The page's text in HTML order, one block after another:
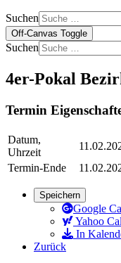
Suchen
Off-Canvas Toggle
Suchen
4er-Pokal
Termin
Datum,
Uhrzeit
Termin-Ende
Speichern
Google
Yahoo
In
Zurück